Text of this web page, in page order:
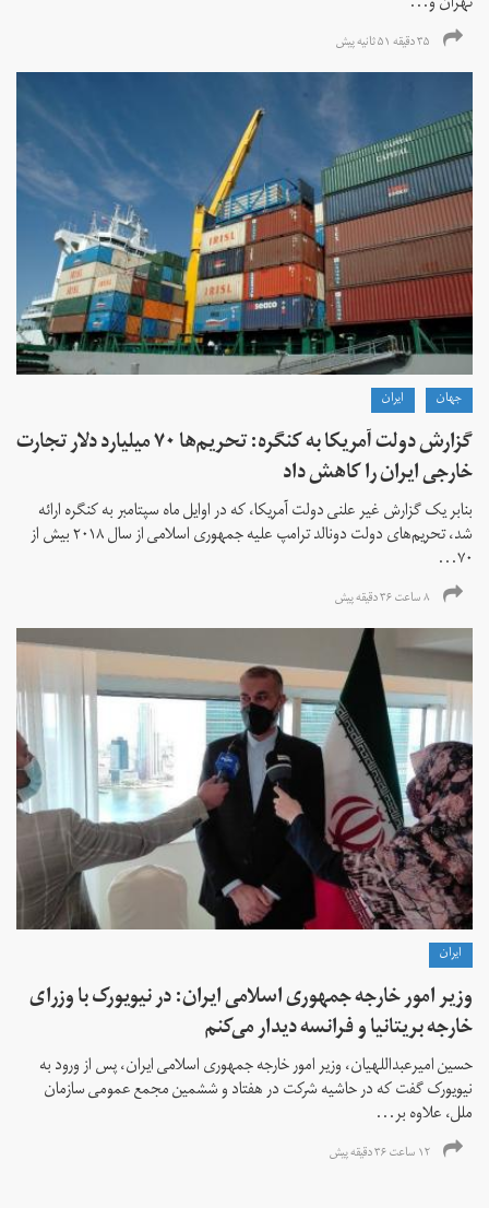
۳۵ دقیقه ۵۱ ثانیه پیش
جهان ايران
گزارش دولت آمریکا به کنگره: تحریم‌ها ۷۰ میلیارد دلار تجارت
خارجی ایران را کاهش داد
بنابر یک گزارش غیر علنی دولت آمریکا، که در اوایل ماه سپتامبر به کنگره ارائه
شد، تحریم‌های دولت دونالد ترامپ علیه جمهوری اسلامی از سال ۲۰۱۸ بیش از
۷۰...
۸ ساعت ۳۶ دقیقه پیش
ايران
وزیر امور خارجه جمهوری اسلامی ایران: در نیویورک با وزرای
خارجه بریتانیا و فرانسه دیدار می‌کنم
حسین امیرعبداللهیان، وزیر امور خارجه جمهوری اسلامی ایران، پس از ورود به
نیویورک گفت که در حاشیه شرکت در هفتاد و ششمین مجمع عمومی سازمان
ملل، علاوه بر...
۱۲ ساعت ۳۶ دقیقه پیش